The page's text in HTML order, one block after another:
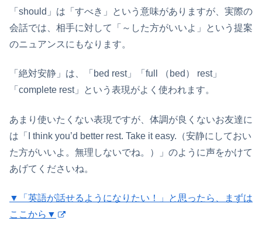
「should」は「すべき」という意味がありますが、実際の
会話では、相手に対して「～した方がいいよ」という提案
のニュアンスにもなります。
「絶対安静」は、「bed rest」「full （bed） rest」
「complete rest」という表現がよく使われます。
あまり使いたくない表現ですが、体調が良くないお友達に
は「I think you’d better rest. Take it easy.（安静にしておい
た方がいいよ。無理しないでね。）」のように声をかけて
あげてくださいね。
▼「英語が話せるようになりたい！」と思ったら、まずは
ここから▼